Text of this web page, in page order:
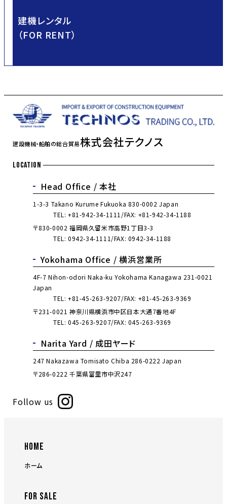
建機レンタル
（FOR RENT）
建設機械・船舶の総合貿易株式会社テクノス
LOCATION
Head Office /本社
1-3-3 Takano Kurume Fukuoka 830-0002 Japan
TEL: +81-942-34-1111 FAX: +81-942-34-1188
〒830-0002 福岡県久留米市高野1丁目3-3
TEL: 0942-34-1111 FAX: 0942-34-1188
Yokohama Office /横浜営業所
4F-7 Nihon-odori Naka-ku Yokohama Kanagawa 231-0021
Japan
TEL: +81-45-263-9207 FAX: +81-45-263-9369
〒231-0021 神奈川県横浜市中区日本大通7番地4F
TEL: 045-263-9207 FAX: 045-263-9369
Narita Yard / 成田ヤード
247 Nakazawa Tomisato Chiba 286-0222 Japan
〒286-0222 千葉県富里市中沢247
Follow us
HOME
ホーム
FOR SALE